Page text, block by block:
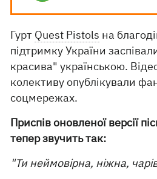
Гурт Quest Pistols на
підтримку України
красива" українською.
колективу опублікували
соцмережах.
Приспів оновленої версії
тепер звучить так:
"Ти неймовірна, ніжна,